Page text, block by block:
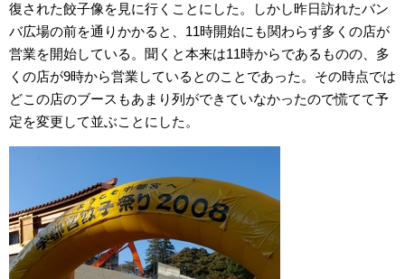
復された餃子像を見に行くことにした。しかし昨日訪れたバン
バ広場の前を通りかかると、11時開始にも関わらず多くの店が
営業を開始している。聞くと本来は11時からであるものの、多
くの店が9時から営業しているとのことであった。その時点では
どこの店のブースもあまり列ができていなかったので慌てて予
定を変更して並ぶことにした。